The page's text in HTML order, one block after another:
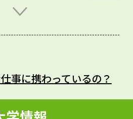
人たちが諦めなかったか
す。すべての夢がかな
、努力しなければ何も
、コツコツと積み上げ
未来を切り開く可能性は
事に携わっているの？